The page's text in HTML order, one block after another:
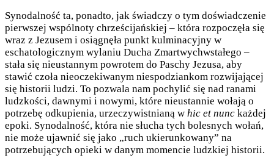
Synodalność ta, ponadto, jak świadczy o tym doświadczenie
pierwszej wspólnoty chrześcijańskiej – która rozpoczęła się
wraz z Jezusem i osiągnęła punkt kulminacyjny w
eschatologicznym wylaniu Ducha Zmartwychwstałego –
stała się nieustannym powrotem do Paschy Jezusa, aby
stawić czoła nieoczekiwanym niespodziankom rozwijającej
się historii ludzi. To pozwala nam pochylić się nad ranami
ludzkości, dawnymi i nowymi, które nieustannie wołają o
potrzebę odkupienia, urzeczywistnianą w hic et nunc każdej
epoki. Synodalność, która nie słucha tych bolesnych wołań,
nie może ujawnić się jako „ruch ukierunkowany” na
potrzebujących opieki w danym momencie ludzkiej historii.